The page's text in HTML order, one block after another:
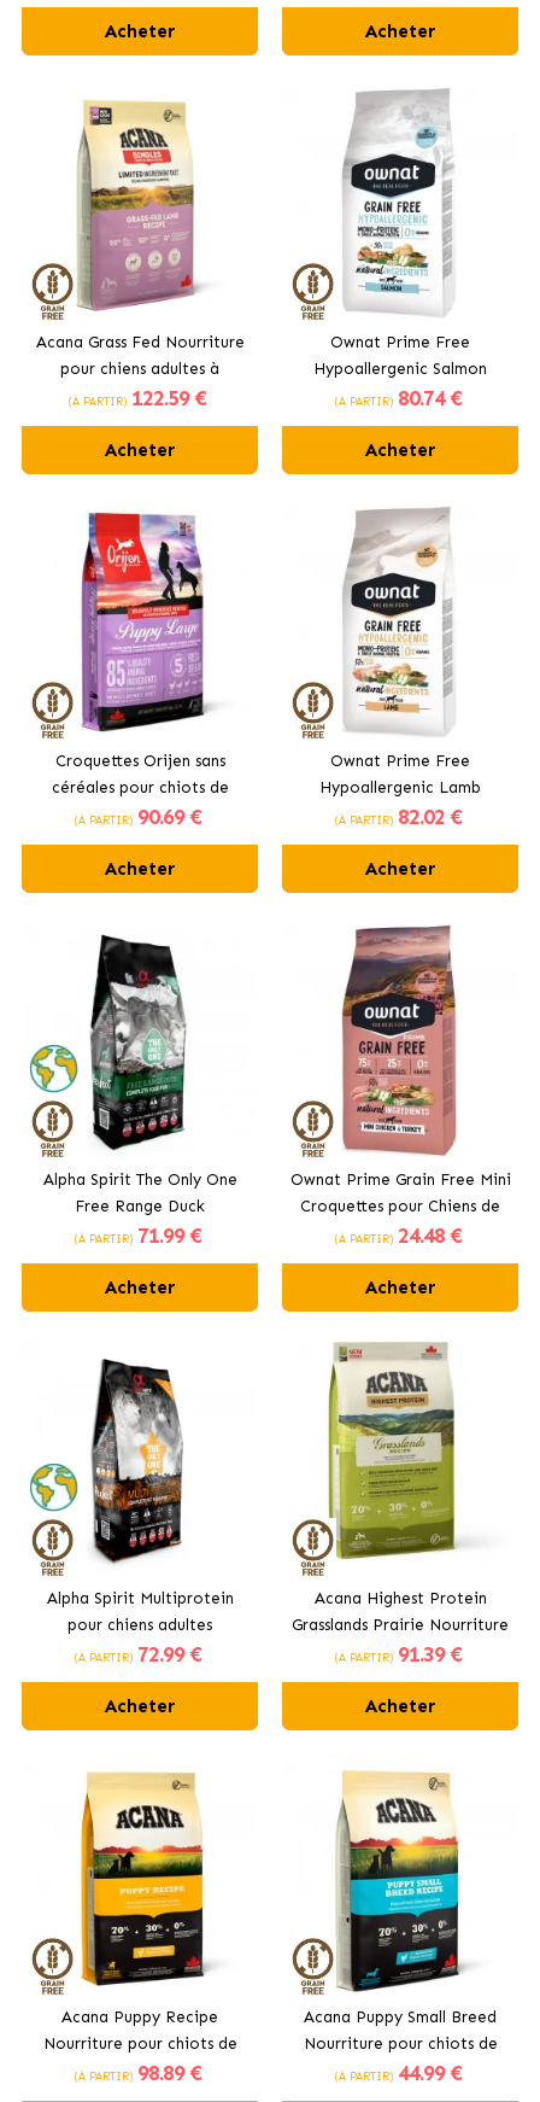
Acheter Acheter
Acana Grass Fed Nourriture
pour chiens adultes à
l’agneau
(À PARTIR) 122.59 €
Acheter
Ownat Prime Free
Hypoallergenic Salmon
Croquettes pour Chiens avec
(À PARTIR) 80.74 €
Acheter
Croquettes Orijen sans
céréales pour chiots de
grande taille
(À PARTIR) 90.69 €
Acheter
Ownat Prime Free
Hypoallergenic Lamb
Croquettes pour Chiens avec
(À PARTIR) 82.02 €
Acheter
Alpha Spirit The Only One
Free Range Duck
Alimentation pour Chiens
(À PARTIR) 71.99 €
Acheter
Ownat Prime Grain Free Mini
Croquettes pour Chiens de
Petite Taille au Poulet et à
(À PARTIR) 24.48 €
Acheter
Alpha Spirit Multiprotein
pour chiens adultes
(À PARTIR) 72.99 €
Acheter
Acana Highest Protein
Grasslands Prairie Nourriture
pour chiens adultes à
(À PARTIR) 91.39 €
Acheter
Acana Puppy Recipe
Nourriture pour chiots de
races moyennes
(À PARTIR) 98.89 €
Acana Puppy Small Breed
Nourriture pour chiots de
petites races au poulet
(À PARTIR) 44.99 €